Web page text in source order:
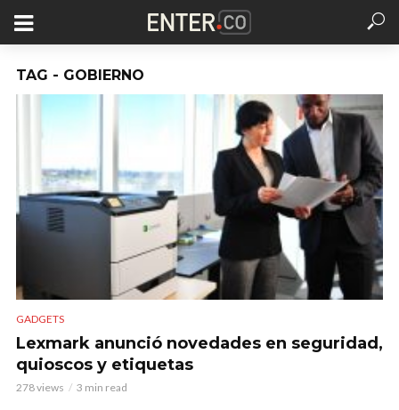
TAG - GOBIERNO
GADGETS
Lexmark anunció novedades en seguridad,
quioscos y etiquetas
278 views 3 min read